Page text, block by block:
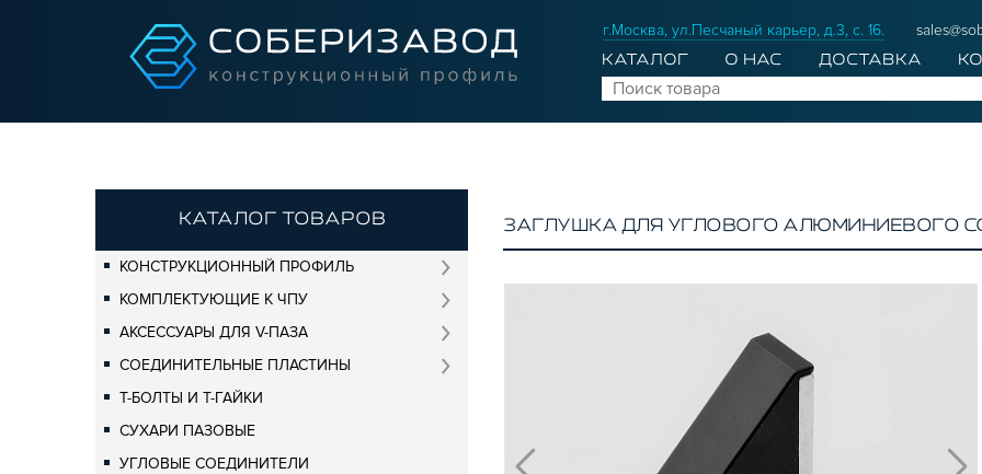
г.Москва, ул.Песчаный карьер, д.3, с. 16.
КАТАЛОГ О НАС ДОСТАВКА
КАТАЛОГ ТОВАРОВ
КОНСТРУКЦИОННЫЙ ПРОФИЛЬ
КОМПЛЕКТУЮЩИЕ К ЧПУ
АКСЕССУАРЫ ДЛЯ V-ПАЗА
СОЕДИНИТЕЛЬНЫЕ ПЛАСТИНЫ
Т-БОЛТЫ И Т-ГАЙКИ
СУХАРИ ПАЗОВЫЕ
УГЛОВЫЕ СОЕДИНИТЕЛИ
ЗАГЛУШКА ДЛЯ УГЛОВОГО АЛЮМИНИЕВОГО